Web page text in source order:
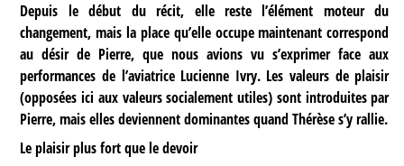
Depuis le début du récit, elle reste l’élément moteur du
changement, mais la place qu’elle occupe maintenant correspond
au désir de Pierre, que nous avions vu s’exprimer face aux
performances de l’aviatrice Lucienne Ivry. Les valeurs de plaisir
(opposées ici aux valeurs socialement utiles) sont introduites par
Pierre, mais elles deviennent dominantes quand Thérèse s’y rallie.
Le plaisir plus fort que le devoir